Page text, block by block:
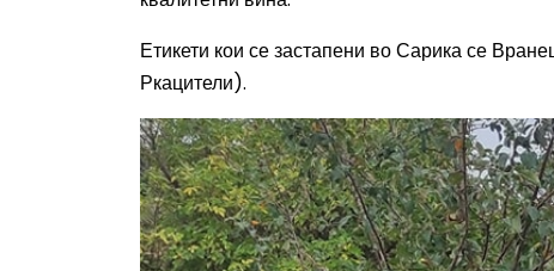
Етикети кои се застапени во Сарика се
Ркацители).